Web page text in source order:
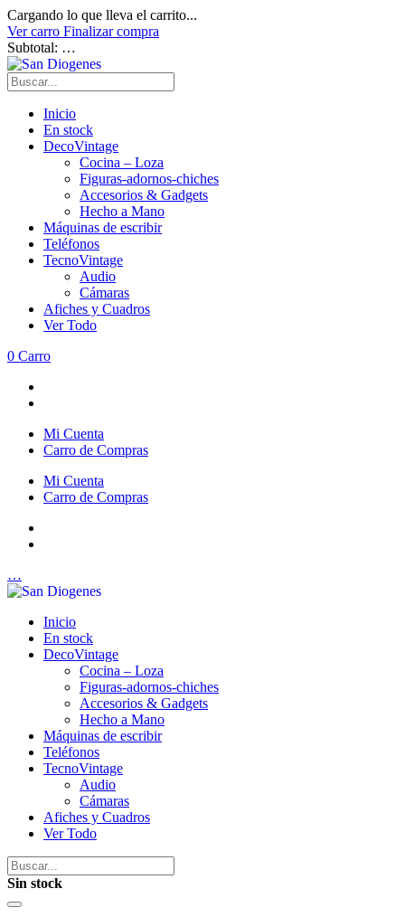
Cargando lo que lleva el carrito...
Ver carro Finalizar compra
Subtotal: …
Inicio
En stock
DecoVintage
Cocina – Loza
Figuras-adornos-chiches
Accesorios & Gadgets
Hecho a Mano
Máquinas de escribir
Teléfonos
TecnoVintage
Audio
Cámaras
Afiches y Cuadros
Ver Todo
0 Carro
Mi Cuenta
Carro de Compras
Mi Cuenta
Carro de Compras
…
Inicio
En stock
DecoVintage
Cocina – Loza
Figuras-adornos-chiches
Accesorios & Gadgets
Hecho a Mano
Máquinas de escribir
Teléfonos
TecnoVintage
Audio
Cámaras
Afiches y Cuadros
Ver Todo
Sin stock